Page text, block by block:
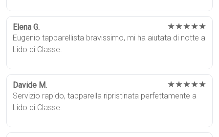
Elena G. ★★★★★
Eugenio tapparellista bravissimo, mi ha aiutata di notte a
Lido di Classe.
Davide M. ★★★★★
Servizio rapido, tapparella ripristinata perfettamente a
Lido di Classe.